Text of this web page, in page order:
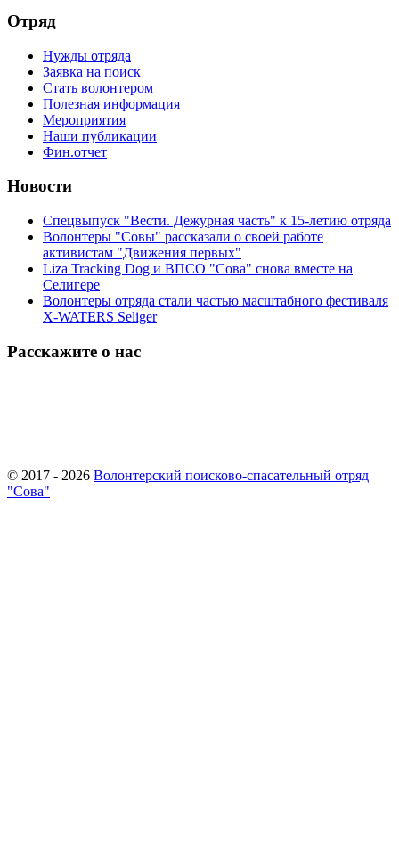
Отряд
Нужды отряда
Заявка на поиск
Стать волонтером
Полезная информация
Мероприятия
Наши публикации
Фин.отчет
Новости
Спецвыпуск "Вести. Дежурная часть" к 15-летию отряда
Волонтеры "Совы" рассказали о своей работе
активистам "Движения первых"
Liza Tracking Dog и ВПСО "Сова" снова вместе на
Селигере
Волонтеры отряда стали частью масштабного фестиваля
X-WATERS Seliger
Расскажите о нас
© 2017 - 2026 Волонтерский поисково-спасательный отряд
"Сова"